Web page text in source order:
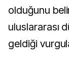
olduğunu
uluslararası
geldiği